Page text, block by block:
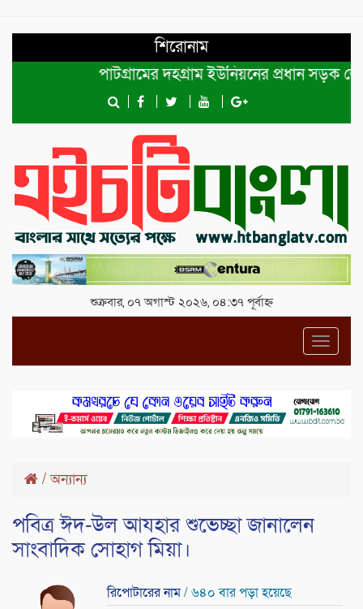
শিরোনাম
পাটগ্রামের দহগ্রাম ইউনিয়নের প্রধান সড়ক ভেঙ্গে
শুক্রবার, ০৭ অগাস্ট ২০২৬, ০৪:৩৭ পূর্বাহ্ন
/অন্যান্য
পবিত্র ঈদ-উল আযহার শুভেচ্ছা জানালেন
সাংবাদিক সোহাগ মিয়া।
রিপোটারের নাম/ ৬৪০ বার পড়া হয়েছে